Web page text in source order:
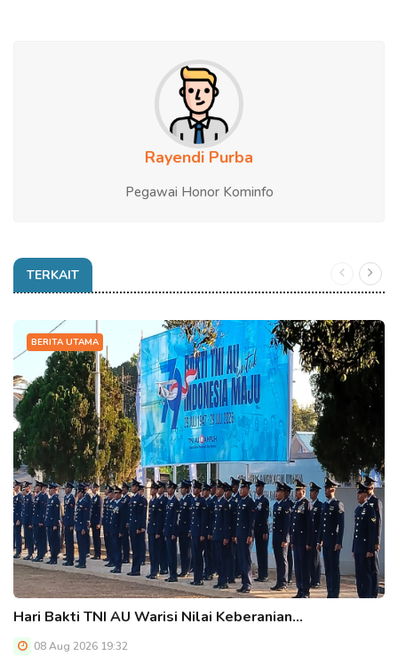
Rayendi Purba
Pegawai Honor Kominfo
TERKAIT
BERITA UTAMA
Hari Bakti TNI AU Warisi Nilai Keberanian…
08 Aug 2026 19:32